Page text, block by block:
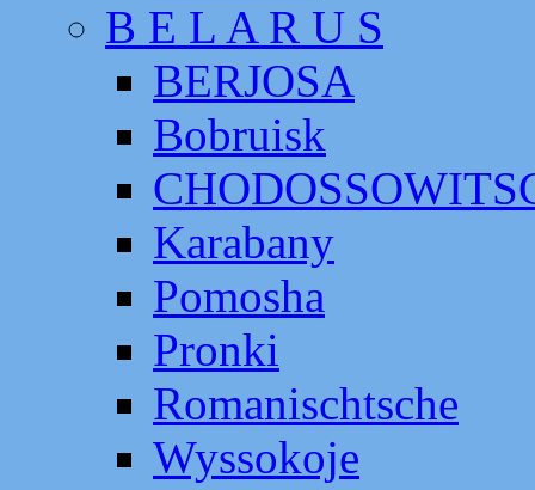
B E L A R U S
BERJOSA
Bobruisk
Karabany
Pomosha
Pronki
Romanischtsche
Wyssokoje